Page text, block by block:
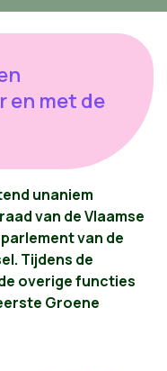
en met de
unaniem
van de Vlaamse
van de
Tijdens de
overige functies
Groene